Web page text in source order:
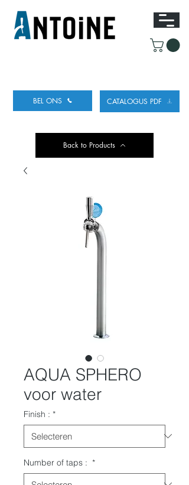
BEL ONS CATALOGUS PDF
Back to Products
AQUA SPHERO
voor water
Finish : *
Number of taps : *